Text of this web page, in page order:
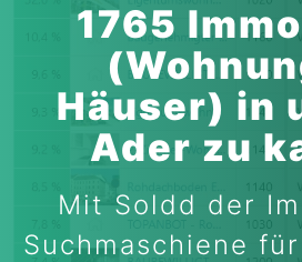
1765
Häuser) in
Ader zu
Mit Soldd der
Suchmaschiene